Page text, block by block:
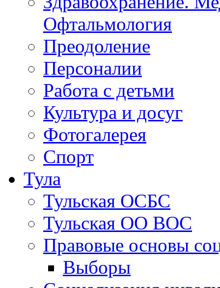
Здравоохранение.
Офтальмология
Преодоление
Персоналии
Работа с детьми
Культура и досуг
Фотогалерея
Спорт
Тула
Тульская ОСБС
Тульская ОО ВОС
Правовые основы